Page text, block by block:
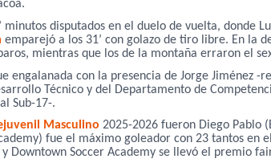
minutos disputados en el duelo de vuelta, donde
emparejó a los 31’ con golazo de tiro libre. En la
mientras que los de la montaña erraron el
engalanada con la presencia de Jorge Jiménez -
Técnico y del Departamento de
Sub-17-.
Masculino 2025-2026 fueron Diego Pablo
fue el máximo goleador con 23 tantos en
Downtown Soccer Academy se llevó el premio